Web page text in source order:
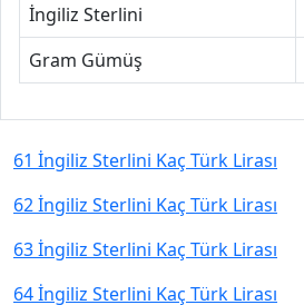
İngiliz Sterlini
Gram Gümüş
61 İngiliz Sterlini Kaç Türk Lirası
62 İngiliz Sterlini Kaç Türk Lirası
63 İngiliz Sterlini Kaç Türk Lirası
64 İngiliz Sterlini Kaç Türk Lirası